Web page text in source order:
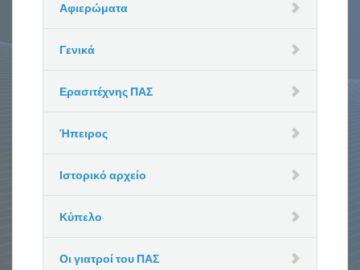
Αφιερώματα
Γενικά
Ερασιτέχνης ΠΑΣ
Ήπειρος
Ιστορικό αρχείο
Κύπελο
Οι γιατροί του ΠΑΣ